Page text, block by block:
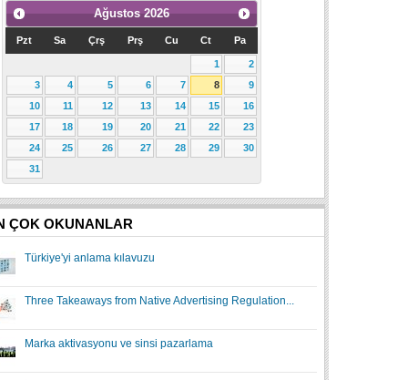
Ağustos 2026
Pzt Sa Çrş Prş Cu Ct Pa
1
2
3
4 5 6 7 8
9
10
11 12 13 14 15
16
17
18 19 20 21 22
23
24
25 26 27 28 29
30
31
ÇOK OKUNANLAR
Türkiye'yi anlama kılavuzu
Three Takeaways from Native Advertising Regulation...
Marka aktivasyonu ve sinsi pazarlama